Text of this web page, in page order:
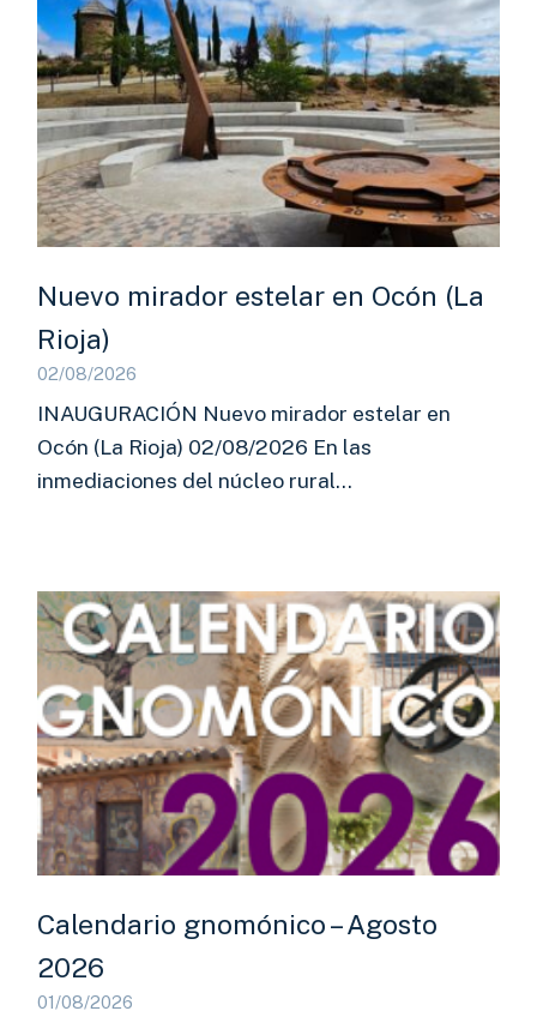
Nuevo mirador estelar en Ocón (La
Rioja)
02/08/2026
INAUGURACIÓN Nuevo mirador estelar en
Ocón (La Rioja) 02/08/2026 En las
inmediaciones del núcleo rural…
Calendario gnomónico – Agosto
2026
01/08/2026